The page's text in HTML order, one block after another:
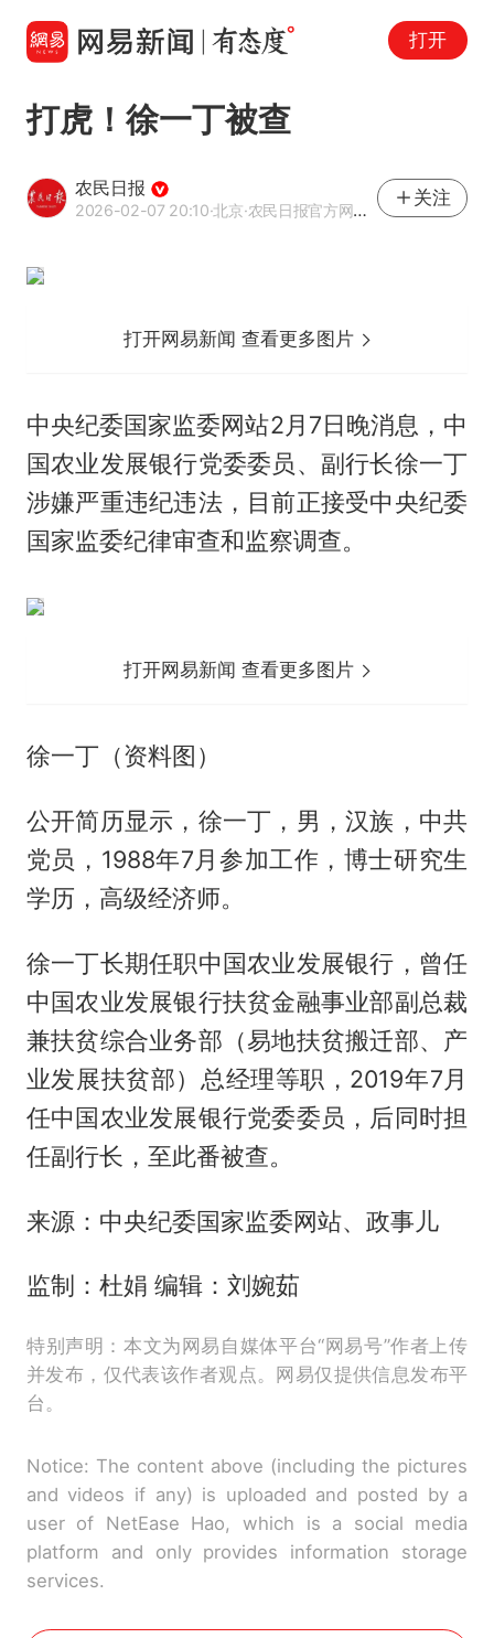
打开
打虎！徐一丁被查
农民日报
2026-02-07 20:10·北京·农民日报官方网易号
关注
打开网易新闻 查看更多图片
中央纪委国家监委网站2月7日晚消息，中
国农业发展银行党委委员、副行长徐一丁
涉嫌严重违纪违法，目前正接受中央纪委
国家监委纪律审查和监察调查。
打开网易新闻 查看更多图片
徐一丁（资料图）
公开简历显示，徐一丁，男，汉族，中共
党员，1988年7月参加工作，博士研究生
学历，高级经济师。
徐一丁长期任职中国农业发展银行，曾任
中国农业发展银行扶贫金融事业部副总裁
兼扶贫综合业务部（易地扶贫搬迁部、产
业发展扶贫部）总经理等职，2019年7月
任中国农业发展银行党委委员，后同时担
任副行长，至此番被查。
来源：中央纪委国家监委网站、政事儿
监制：杜娟 编辑：刘婉茹
特别声明：本文为网易自媒体平台“网易号”作者上传
并发布，仅代表该作者观点。网易仅提供信息发布平
台。
Notice: The content above (including the pictures
and videos if any) is uploaded and posted by a
user of NetEase Hao, which is a social media
platform and only provides information storage
services.